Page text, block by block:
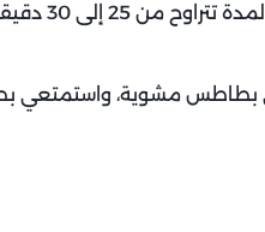
سخني الفرن على
بطاطس مشوية،